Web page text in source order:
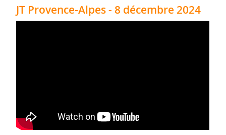
JT Provence-Alpes - 8 décembre 2024